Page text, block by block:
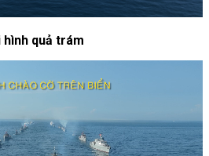
hình quả trám